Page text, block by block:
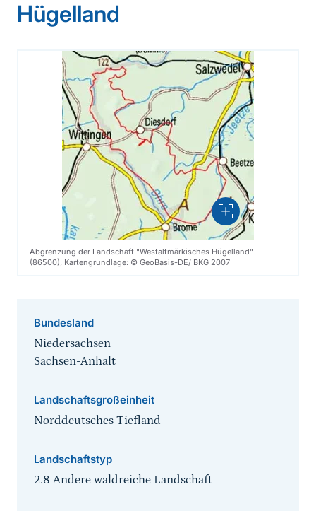
Hügelland
Vergrößern
Abgrenzung der Landschaft "Westaltmärkisches Hügelland"
(86500), Kartengrundlage: © GeoBasis-DE/ BKG 2007
Bundesland
Niedersachsen
Sachsen-Anhalt
Landschaftsgroßeinheit
Norddeutsches Tiefland
Landschaftstyp
2.8 Andere waldreiche Landschaft